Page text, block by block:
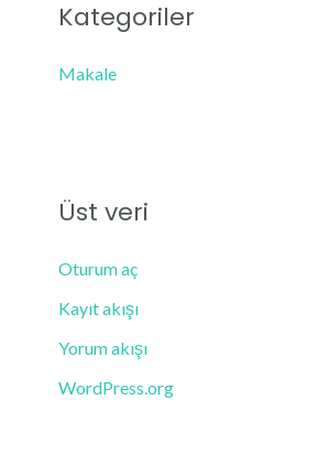
Kategoriler
Makale
Üst veri
Oturum aç
Kayıt akışı
Yorum akışı
WordPress.org